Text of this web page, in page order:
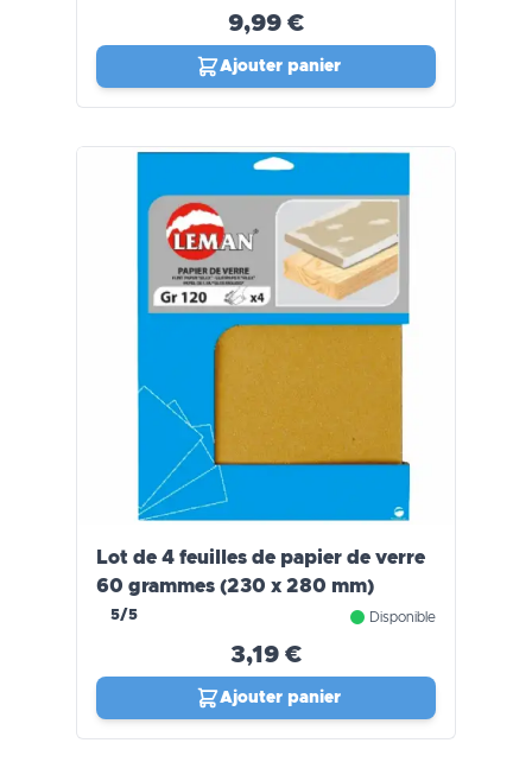
9,99 €
Ajouter panier
Lot de 4 feuilles de papier de verre
60 grammes (230 x 280 mm)
5/5 Disponible
3,19 €
Ajouter panier